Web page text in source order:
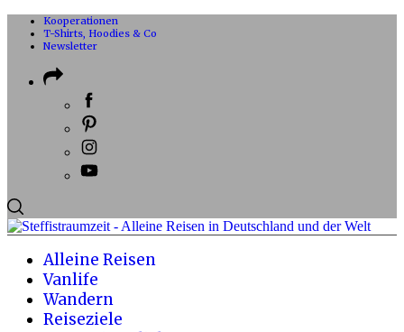
Kooperationen
T-Shirts, Hoodies & Co
Newsletter
Alleine Reisen
Vanlife
Wandern
Reiseziele